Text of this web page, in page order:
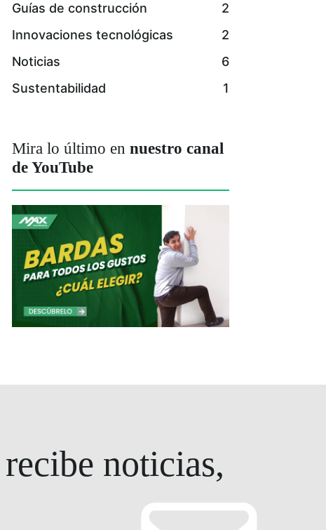
Guías de construcción
2
Innovaciones tecnológicas
2
Noticias
6
Sustentabilidad
1
Mira lo último en nuestro canal
de YouTube
noticias,